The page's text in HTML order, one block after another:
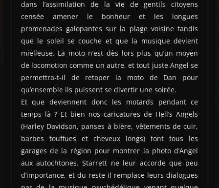
dans l’assimilation de la vie de gentils citoyens
censée amener le bonheur et les longues
promenades galopantes sur la plage voisine tandis
que le soleil se couche et que la musique devient
mielleuse. La moto n’est dès lors plus qu’un moyen
de locomotion comme un autre, et tout juste Angel se
permettra-t-il de retaper la moto de Dan pour
qu’ensemble ils puissent se divertir une soirée.
Et que deviennent donc les motards pendant ce
temps là ? Et bien nos caricatures de Hell’s Angels
(Harley Davidson, panses à bière, vêtements de cuir,
barbes touffues et cheveux longs) font tous les
garages de la région pour montrer la photo d’Angel
aux autochtones. Starrett ne leur accorde que peu
d’importance, et du reste il remplace leurs dialogues